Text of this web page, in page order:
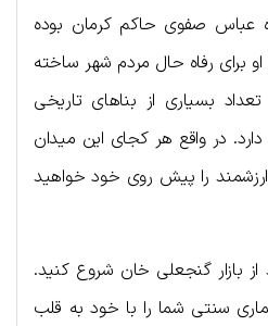
عباس صفوی حاکم کرمان بوده
برای رفاه حال مردم شهر ساخته
بسیاری از بناهای تاریخی
در واقع هر کجای این میدان
را پیش روی خود خواهید
از بازار گنجعلی خان شروع کنید.
سنتی شما را با خود به قلب